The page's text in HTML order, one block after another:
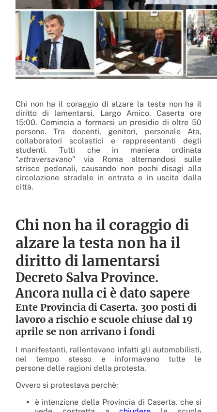
Chi non ha il coraggio di alzare la testa non ha il
diritto di lamentarsi. Largo Amico. Caserta ore
15:00. Comincia a formarsi un presidio di oltre 50
persone. Tra docenti, genitori, personale Ata,
collaboratori scolastici e rappresentanti degli
studenti. Tutti che in maniera ordinata
“attraversavano” via Roma alternandosi sulle
strisce pedonali, causando non pochi disagi alla
circolazione stradale in entrata e in uscita dalla
città.
Chi non ha il coraggio di
alzare la testa non ha il
diritto di lamentarsi
Decreto Salva Province.
Ancora nulla ci è dato sapere
Ente Provincia di Caserta. 300 posti di
lavoro a rischio e scuole chiuse dal 19
aprile se non arrivano i fondi
I manifestanti, rallentavano infatti gli automobilisti,
nel tempo stesso e informavano tutte le
persone delle ragioni della protesta.
Ovvero si protestava perchè:
è intenzione della Provincia di Caserta, che si